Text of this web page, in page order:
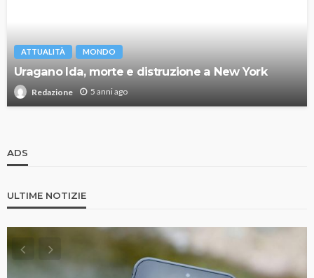
ATTUALITÀ MONDO
Uragano Ida, morte e distruzione a New York
Redazione 5 anni ago
ADS
ULTIME NOTIZIE